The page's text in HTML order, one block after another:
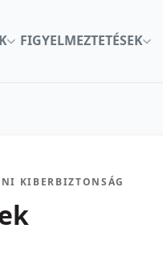
FIGYELMEZTETÉSEK
KIBERBIZTONSÁG